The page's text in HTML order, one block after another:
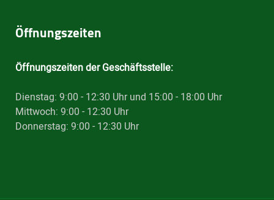
Öffnungszeiten
Öffnungszeiten der Geschäftsstelle:
Dienstag: 9:00 - 12:30 Uhr und 15:00 - 18:00 Uhr
Mittwoch: 9:00 - 12:30 Uhr
Donnerstag: 9:00 - 12:30 Uhr